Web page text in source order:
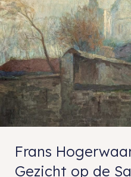
Frans
Gezicht op de